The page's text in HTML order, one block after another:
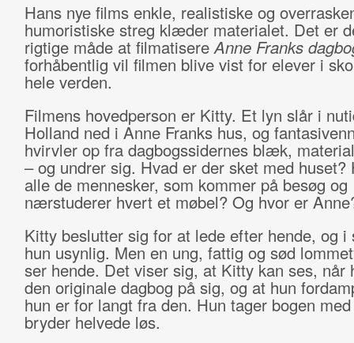
Hans nye films enkle, realistiske og
humoristiske streg klæder materialet. Det er
rigtige måde at filmatisereAnne Franks
forhåbentlig vil filmen blive vist for elever i
hele verden.
Filmens hovedperson er Kitty. Et lyn slår i
Holland ned i Anne Franks hus, og
hvirvler op fra dagbogssidernes blæk,
– og undrer sig. Hvad er der sket med huset?
alle de mennesker, som kommer på besøg og
nærstuderer hvert et møbel? Og hvor er
Kitty beslutter sig for at lede efter hende, og i
hun usynlig. Men en ung, fattig og sød
ser hende. Det viser sig, at Kitty kan ses, når
den originale dagbog på sig, og at hun
hun er for langt fra den. Hun tager bogen
bryder helvede løs.